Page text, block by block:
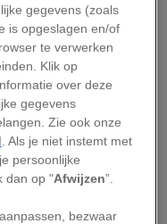
achterliet. En
de overheid
van de Mount
ongelukkenop ’s
van
gegevens (zoals
is opgeslagen en/of
te verwerken
Klik op
over deze
gegevens
Zie ook onze
. Als je niet instemt met
persoonlijke
dan op "Afwijzen”.
bezwaar